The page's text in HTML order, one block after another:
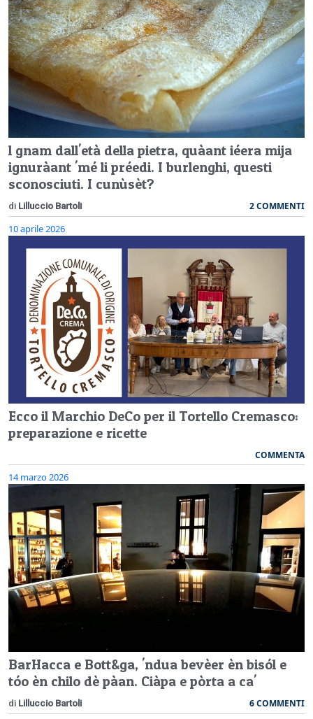
l gnam dall'età della pietra, quàant iéera mija
ignuràant 'mé li préedi. I burlenghi, questi
sconosciuti. I cunùsèt?
di Lilluccio Bartoli 2 COMMENTI
10 aprile 2026
Ecco il Marchio DeCo per il Tortello Cremasco:
preparazione e ricette
COMMENTA
14 marzo 2026
BarHacca e Bott&ga, 'ndua bevèer èn bisól e
tóo èn chilo dè pàan. Ciàpa e pòrta a ca'
di Lilluccio Bartoli 6 COMMENTI